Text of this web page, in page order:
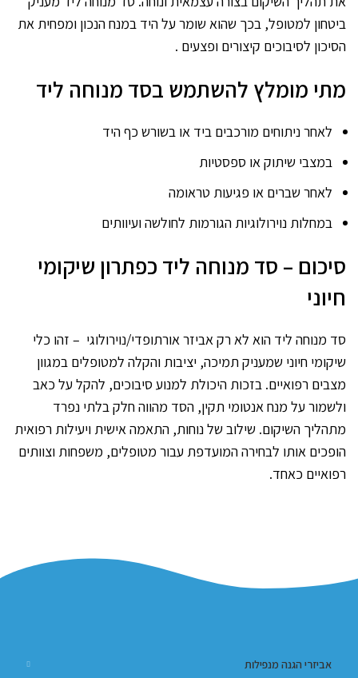
ביטחון למטופל, בכך שהוא שומר על היד במנח הנכון ומפחית את
הסיכון לסיבוכים קיצורים ופצעים .
מתי מומלץ להשתמש בסד מנוחה ליד
לאחר ניתוחים מורכבים ביד או בשורש כף היד
במצבי שיתוק או ספסטיות
לאחר שברים או פגיעות טראומה
במחלות נוירולוגיות הגורמות לחולשה ועיוותים
סיכום – סד מנוחה ליד כפתרון שיקומי
חיוני
סד מנוחה ליד הוא לא רק אביזר אורתופדי/נוירולוגי – זהו כלי
שיקומי חיוני שמעניק תמיכה, יציבות והקלה למטופלים במגוון
מצבים רפואיים. בזכות היכולת למנוע סיבוכים, להקל על כאב
ולשמור על מנח אנטומי תקין, הסד מהווה חלק בלתי נפרד
מתהליך השיקום. שילוב של נוחות, התאמה אישית ויעילות רפואית
הופכים אותו לבחירה המועדפת עבור מטופלים, משפחות וצוותים
רפואיים כאחד.
אביזרי הגנה מנפילות